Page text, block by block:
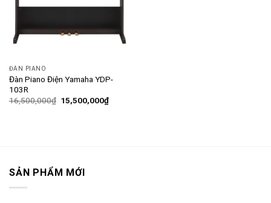
ĐÀN PIANO
Đàn Piano Điện Yamaha YDP-
103R
16,500,000₫ 15,500,000₫
SẢN PHẨM MỚI